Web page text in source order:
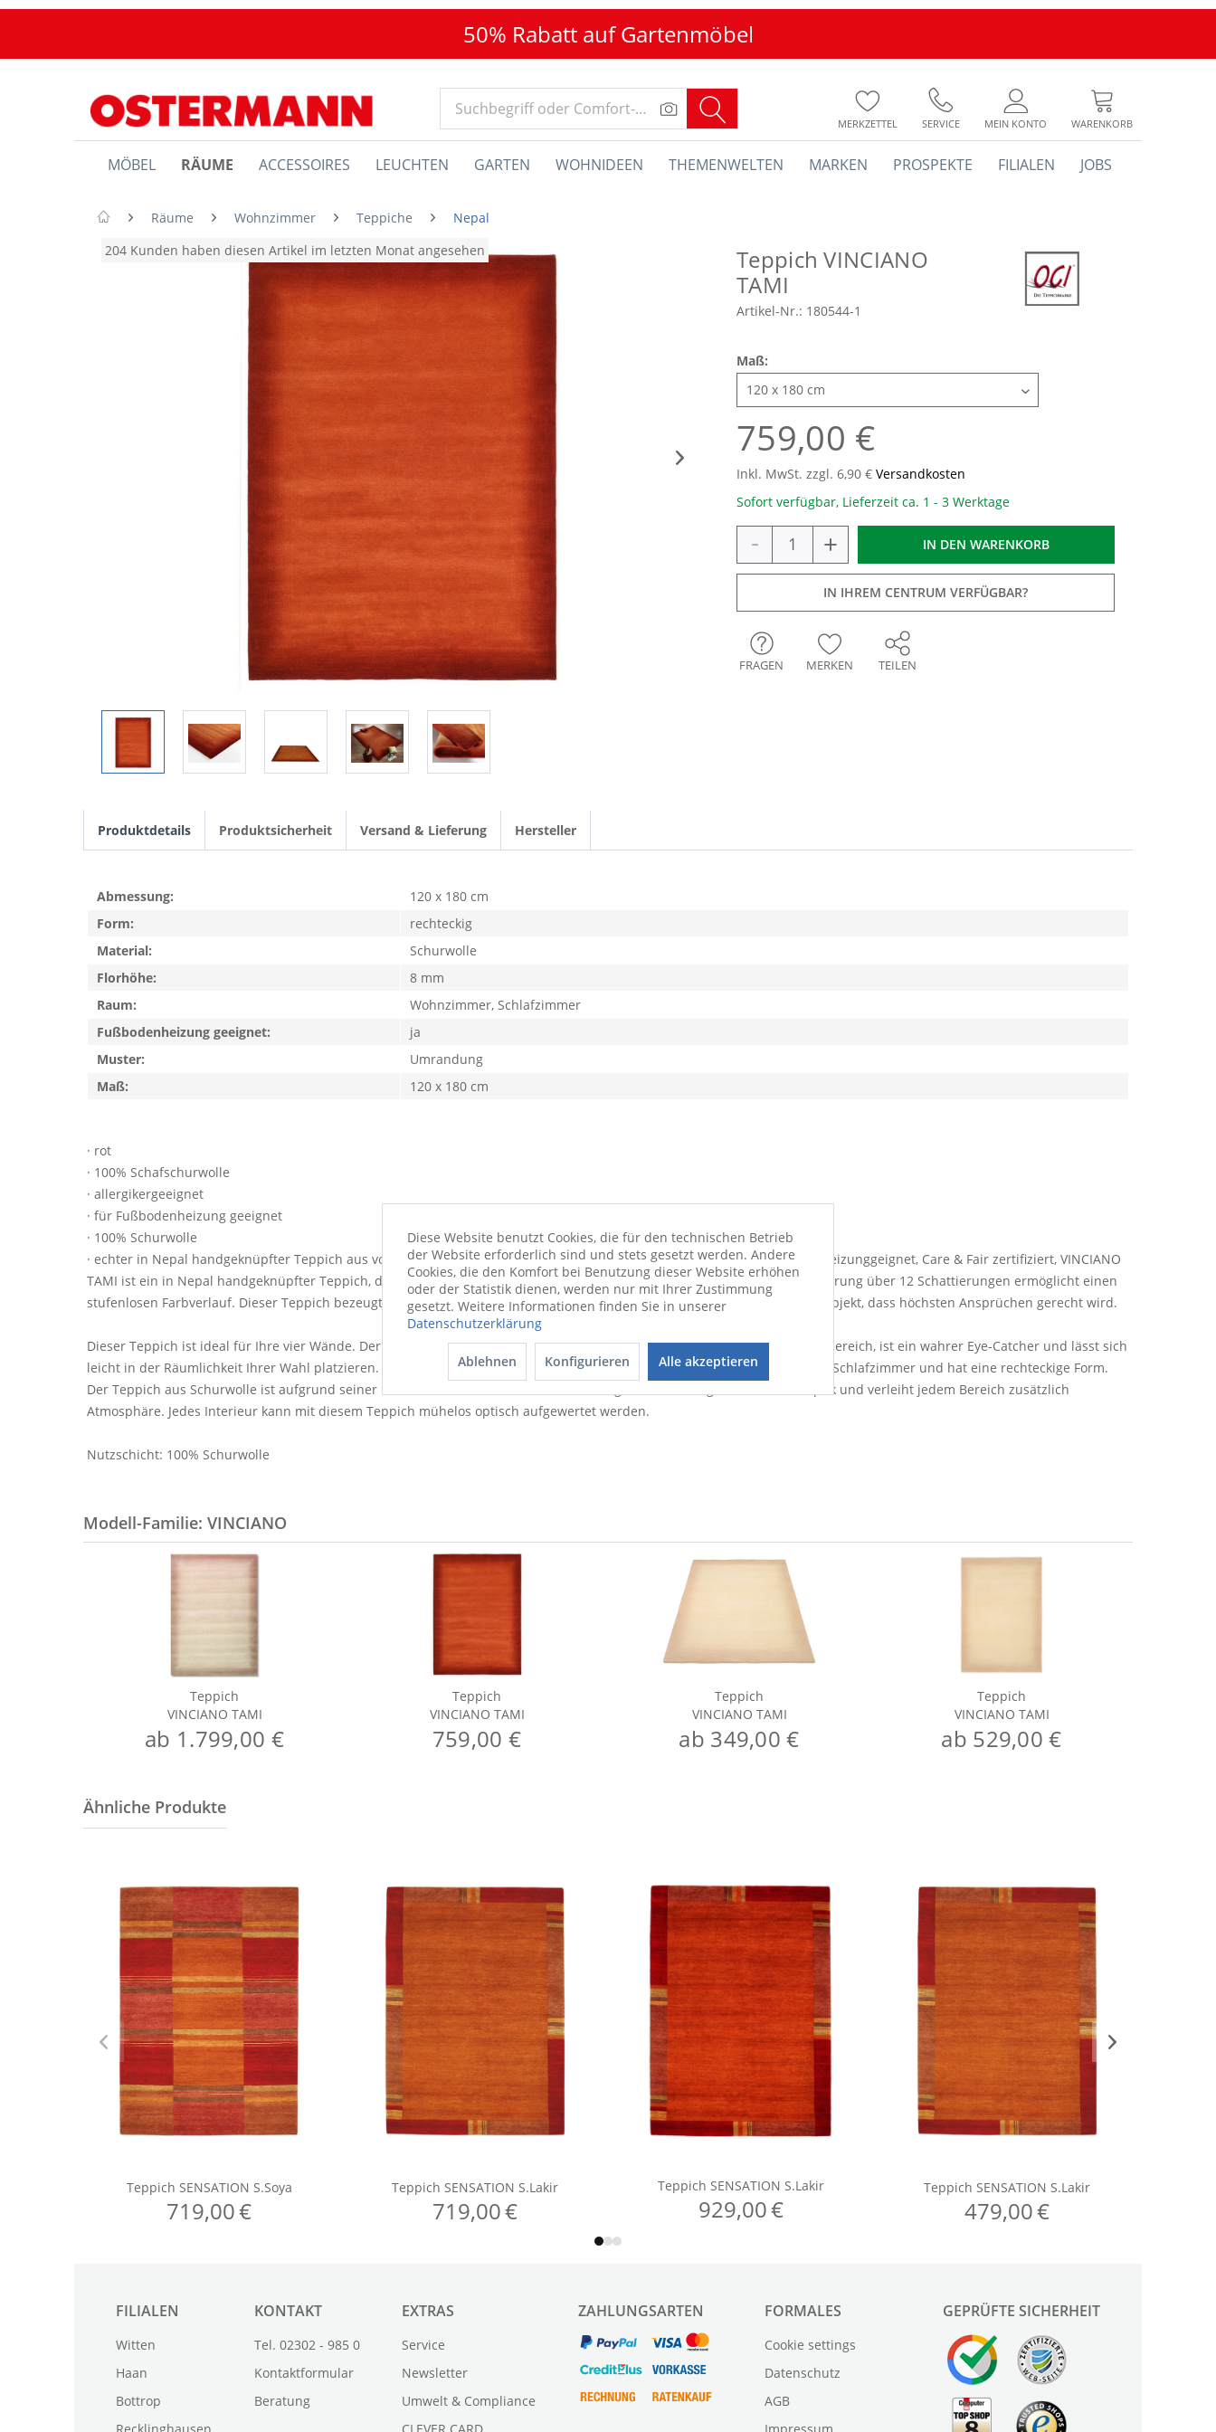
50% Rabatt auf Gartenmöbel
MERKZETTEL SERVICE MEIN KONTO WARENKORB
MÖBEL RÄUME ACCESSOIRES LEUCHTEN GARTEN WOHNIDEEN THEMENWELTEN MARKEN PROSPEKTE FILIALEN JOBS
Räume Wohnzimmer Teppiche
Nepal
204 Kunden haben diesen Artikel im letzten Monat angesehen
Teppich VINCIANO
TAMI
Artikel-Nr.: 180544-1
759,00 €
Inkl. MwSt. zzgl. 6,90 € Versandkosten
Sofort verfügbar, Lieferzeit ca. 1 - 3 Werktage
Maß:
- + IN DEN WARENKORB
IN IHREM CENTRUM VERFÜGBAR?
FRAGEN MERKEN TEILEN
Produktdetails Produktsicherheit Versand & Lieferung Hersteller
· rot
· 100% Schafschurwolle
· allergikergeeignet
· für Fußbodenheizung geeignet
· 100% Schurwolle
· echter in Nepal handgeknüpfter Teppich aus von Hand versponnener reiner Schurwolle, perfekt verarbeitet / fußbodenheizunggeignet, Care & Fair zertifiziert, VINCIANO
TAMI ist ein in Nepal handgeknüpfter Teppich, der zu 100% aus Neuseelandschurwolle besteht. Die aufwendige Farbmelierung über 12 Schattierungen ermöglicht einen
stufenlosen Farbverlauf. Dieser Teppich bezeugt eine erstklassige Handarbeit und Tradition der Knüpfkunst. Ein Design-Objekt, dass höchsten Ansprüchen gerecht wird.
Dieser Teppich ist ideal für Ihre vier Wände. Der Markenartikel von OCI macht sich hervorragend als Deko für Ihren Wohnbereich, ist ein wahrer Eye-Catcher und lässt sich
leicht in der Räumlichkeit Ihrer Wahl platzieren. Das Modell VINCIANO ist eine gelungene Ergänzung für jedes Wohn- und Schlafzimmer und hat eine rechteckige Form.
Der Teppich aus Schurwolle ist aufgrund seiner Florhöhe von 8 Millimetern äußerst angenehm. Er sorgt für eine tolle Optik und verleiht jedem Bereich zusätzlich
Atmosphäre. Jedes Interieur kann mit diesem Teppich mühelos optisch aufgewertet werden.
Nutzschicht: 100% Schurwolle
Abmessung:
120 x 180 cm
Form:
rechteckig
Material:
Schurwolle
Florhöhe:
8 mm
Raum:
Wohnzimmer, Schlafzimmer
Fußbodenheizung geeignet:
ja
Muster:
Umrandung
Maß:
120 x 180 cm
Modell-Familie: VINCIANO
Teppich
VINCIANO TAMI
ab 1.799,00 €
Teppich
VINCIANO TAMI
759,00 €
Teppich
VINCIANO TAMI
ab 349,00 €
Teppich
VINCIANO TAMI
ab 529,00 €
FILIALEN
Witten
Haan
Bottrop
KONTAKT
Tel. 02302 - 985 0
Kontaktformular
Beratung
EXTRAS
Service
Newsletter
Umwelt & Compliance
ZAHLUNGSARTEN FORMALES
Cookie settings
Datenschutz
AGB
GEPRÜFTE SICHERHEIT
Diese Website benutzt Cookies, die für den technischen Betrieb
der Website erforderlich sind und stets gesetzt werden. Andere
Cookies, die den Komfort bei Benutzung dieser Website erhöhen
oder der Statistik dienen, werden nur mit Ihrer Zustimmung
gesetzt. Weitere Informationen finden Sie in unserer
Datenschutzerklärung
Ablehnen Konfigurieren Alle akzeptieren